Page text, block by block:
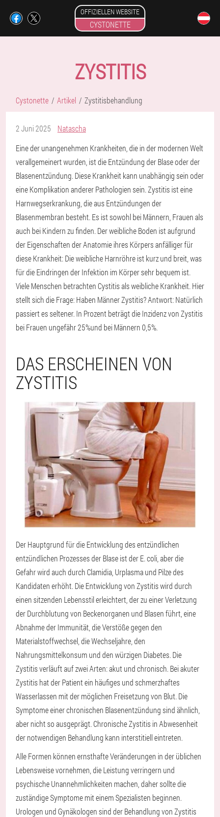
OFFIZIELLEN WEBSITE
CYSTONETTE
ZYSTITIS
Cystonette Artikel Zystitisbehandlung
2 Juni 2025
Natascha
Eine der unangenehmen Krankheiten, die in der modernen Welt
verallgemeinert wurden, ist die Entzündung der Blase oder der
Blasenentzündung. Diese Krankheit kann unabhängig sein oder
eine Komplikation anderer Pathologien sein. Zystitis ist eine
Harnwegserkrankung, die aus Entzündungen der
Blasenmembran besteht. Es ist sowohl bei Männern, Frauen als
auch bei Kindern zu finden. Der weibliche Boden ist aufgrund
der Eigenschaften der Anatomie ihres Körpers anfälliger für
diese Krankheit: Die weibliche Harnröhre ist kurz und breit, was
für die Eindringen der Infektion im Körper sehr bequem ist.
Viele Menschen betrachten Cystitis als weibliche Krankheit. Hier
stellt sich die Frage: Haben Männer Zystitis? Antwort: Natürlich
passiert es seltener. In Prozent beträgt die Inzidenz von Zystitis
bei Frauen ungefähr 25%und bei Männern 0,5%.
DAS ERSCHEINEN VON
ZYSTITIS
Der Hauptgrund für die Entwicklung des entzündlichen
entzündlichen Prozesses der Blase ist der E. coli, aber die
Gefahr wird auch durch Clamidia, Urplasma und Pilze des
Kandidaten erhöht. Die Entwicklung von Zystitis wird durch
einen sitzenden Lebensstil erleichtert, der zu einer Verletzung
der Durchblutung von Beckenorganen und Blasen führt, eine
Abnahme der Immunität, die Verstöße gegen den
Materialstoffwechsel, die Wechseljahre, den
Nahrungsmittelkonsum und den würzigen Diabetes. Die
Zystitis verläuft auf zwei Arten: akut und chronisch. Bei akuter
Zystitis hat der Patient ein häufiges und schmerzhaftes
Wasserlassen mit der möglichen Freisetzung von Blut. Die
Symptome einer chronischen Blasenentzündung sind ähnlich,
aber nicht so ausgeprägt. Chronische Zystitis in Abwesenheit
der notwendigen Behandlung kann interstitiell eintreten.
Alle Formen können ernsthafte Veränderungen in der üblichen
Lebensweise vornehmen, die Leistung verringern und
psychische Unannehmlichkeiten machen, daher sollte die
zuständige Symptome mit einem Spezialisten beginnen.
Urologen und Gynäkologen sind der Behandlung von Zystitis